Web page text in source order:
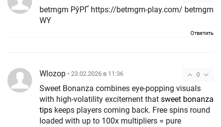
betmgm РўРҐ https://betmgm-play.com/ betmgm
WY
Ответить
0
Wlozop • 23.02.2026 в 11:36
Sweet Bonanza combines eye-popping visuals
with high-volatility excitement that sweet bonanza
tips keeps players coming back. Free spins round
loaded with up to 100x multipliers = pure